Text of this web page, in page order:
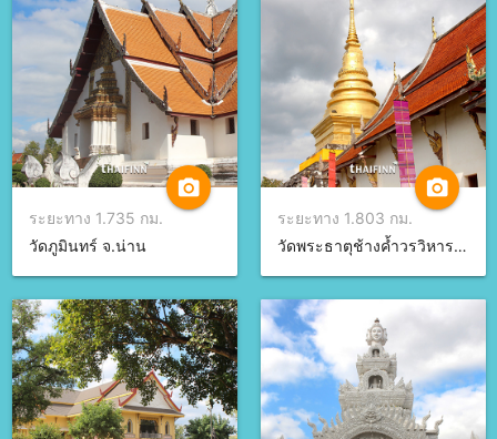
camera_alt
ระยะทาง 1.735 กม.
วัดภูมินทร์ จ.น่าน
camera_alt
ระยะทาง 1.803 กม.
วัดพระธาตุช้างค้ำวรวิหาร จ.น่าน